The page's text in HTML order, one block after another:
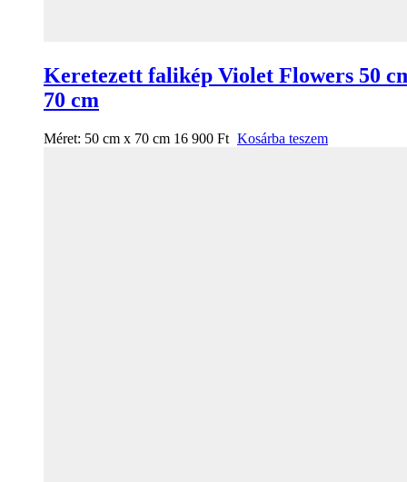
Keretezett falikép Violet Flowers 50
70 cm
Méret: 50 cm x 70 cm 16 900 Ft Kosárba teszem